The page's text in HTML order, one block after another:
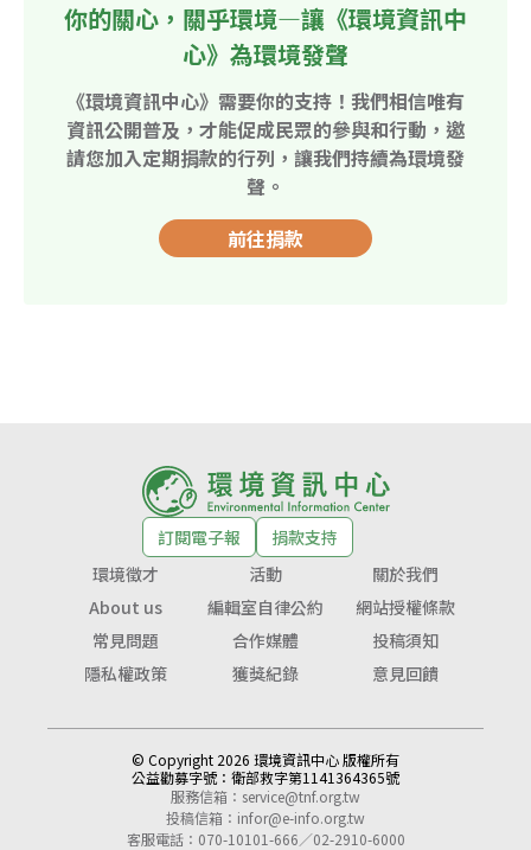
你的關心，關乎環境—讓《環境資訊中
心》為環境發聲
《環境資訊中心》需要你的支持！我們相信唯有
資訊公開普及，才能促成民眾的參與和行動，邀
請您加入定期捐款的行列，讓我們持續為環境發
聲。
前往捐款
訂閱電子報
捐款支持
環境徵才
活動
關於我們
About us
編輯室自律公約
網站授權條款
常見問題
合作媒體
投稿須知
隱私權政策
獲獎紀錄 意見回饋
© Copyright 2026 環境資訊中心 版權所有
公益勸募字號： 衛部救字第1141364365號
服務信箱： service@tnf.org.tw
投稿信箱： infor@e-info.org.tw
客服電話：070-10101-666／02-2910-6000